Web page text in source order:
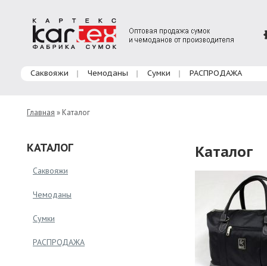
Главное меню
Саквояжи Чемоданы Сумки РАСПРОДАЖА
Главная » Каталог
КАТАЛОГ
Саквояжи
Чемоданы
Сумки
РАСПРОДАЖА
Каталог